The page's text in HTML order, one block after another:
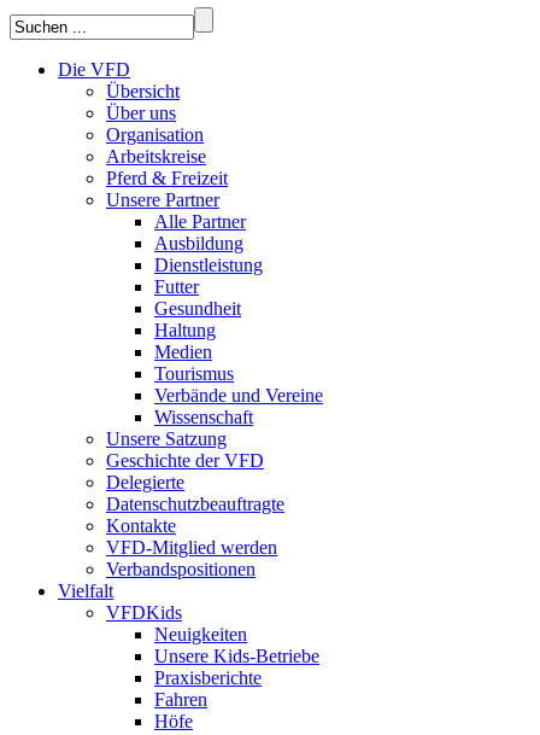
Die VFD
Übersicht
Über uns
Organisation
Arbeitskreise
Pferd & Freizeit
Unsere Partner
Alle Partner
Ausbildung
Dienstleistung
Futter
Gesundheit
Haltung
Medien
Tourismus
Verbände und Vereine
Wissenschaft
Unsere Satzung
Geschichte der VFD
Delegierte
Datenschutzbeauftragte
Kontakte
VFD-Mitglied werden
Verbandspositionen
Vielfalt
VFDKids
Neuigkeiten
Unsere Kids-Betriebe
Praxisberichte
Fahren
Höfe